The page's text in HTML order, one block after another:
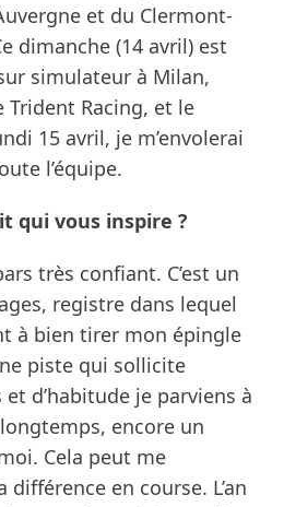
et du Clermont-
dimanche (14 avril) est
simulateur à Milan,
Trident Racing, et le
15 avril, je m’envolerai
l’équipe.
qui vous inspire ?
très confiant. C’est un
registre dans lequel
à bien tirer mon épingle
piste qui sollicite
d’habitude je parviens à
encore un
Cela peut me
en course. L’an